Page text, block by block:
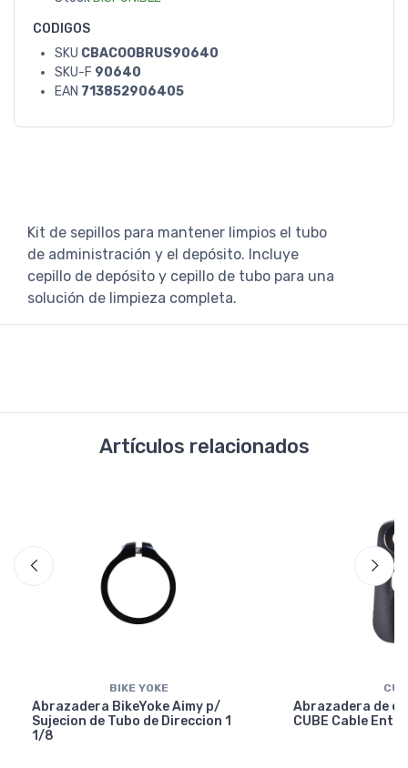
CODIGOS
SKU CBACOOBRUS90640
SKU-F 90640
EAN 713852906405
Kit de sepillos para mantener limpios el tubo
de administración y el depósito. Incluye
cepillo de depósito y cepillo de tubo para una
solución de limpieza completa.
Artículos relacionados
BIKE YOKE
Abrazadera BikeYoke Aimy p/
Sujecion de Tubo de Direccion 1
1/8
Abrazadera de
CUBE Cable